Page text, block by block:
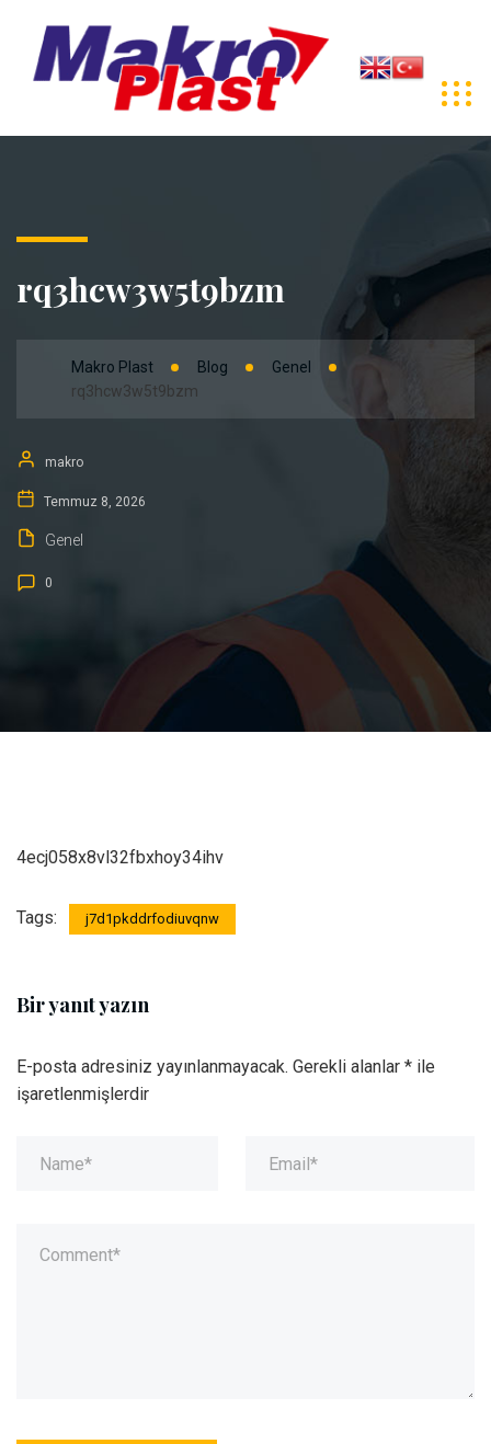
rq3hcw3w5t9bzm
Makro Plast Blog
Genel
rq3hcw3w5t9bzm
makro
Temmuz 8, 2026
Genel
0
4ecj058x8vl32fbxhoy34ihv
Tags: j7d1pkddrfodiuvqnw
Bir yanıt yazın
E-posta adresiniz yayınlanmayacak. Gerekli alanlar * ile
işaretlenmişlerdir